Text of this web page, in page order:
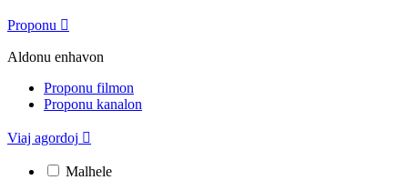
Proponu 
Aldonu enhavon
Proponu filmon
Proponu kanalon
Viaj agordoj 
Malhele